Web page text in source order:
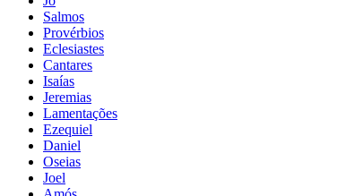
Salmos
Provérbios
Eclesiastes
Cantares
Isaías
Jeremias
Lamentações
Ezequiel
Daniel
Oseias
Joel